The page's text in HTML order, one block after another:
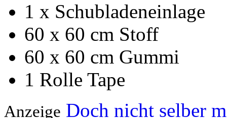
1 x Schubladeneinlage
60 x 60 cm Stoff
60 x 60 cm Gummi
1 Rolle Tape
Anzeige Doch nicht selber